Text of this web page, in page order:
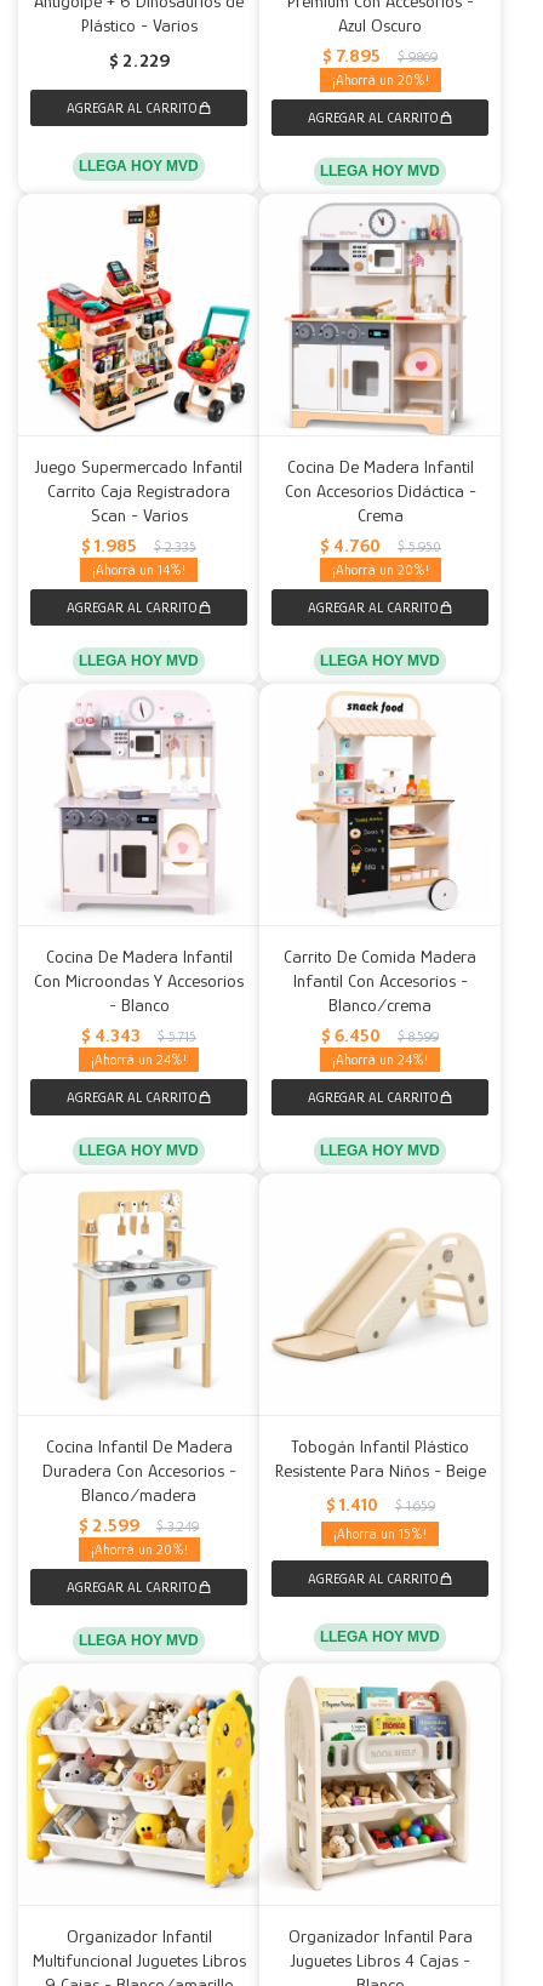
Plástico - Varios
$ 2.229
LLEGA HOY MVD
Azul Oscuro
$ 7.895 $ 9.869
20
LLEGA HOY MVD
Juego Supermercado Infantil
Carrito Caja Registradora
Scan - Varios
$ 1.985 $ 2.335
14
LLEGA HOY MVD
Cocina De Madera Infantil
Con Accesorios Didáctica -
Crema
$ 4.760 $ 5.950
20
LLEGA HOY MVD
Cocina De Madera Infantil
Con Microondas Y Accesorios
- Blanco
$ 4.343 $ 5.715
24
LLEGA HOY MVD
Carrito De Comida Madera
Infantil Con Accesorios -
Blanco/crema
$ 6.450 $ 8.599
24
LLEGA HOY MVD
Cocina Infantil De Madera
Duradera Con Accesorios -
Blanco/madera
$ 2.599 $ 3.249
20
LLEGA HOY MVD
Tobogán Infantil Plástico
Resistente Para Niños - Beige
$ 1.410 $ 1.659
15
LLEGA HOY MVD
Organizador Infantil
Multifuncional Juguetes Libros
Organizador Infantil Para
Juguetes Libros 4 Cajas -
Fundas
Accesorios para el hogar
Herramientas
Muebles Infantiles